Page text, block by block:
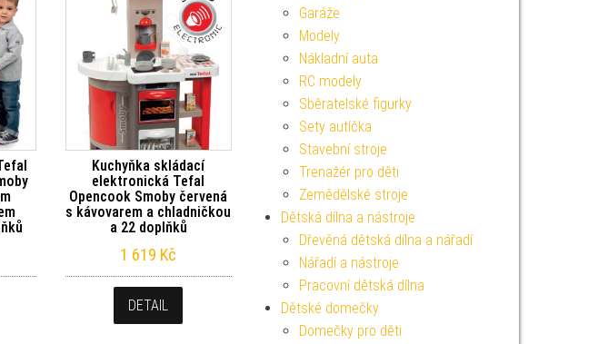
Kuchyňka skládací
elektronická Tefal
Opencook Smoby červená
s kávovarem a chladničkou
a 22 doplňků
1 619 Kč
DETAIL
Garáže
Modely
Nákladní auta
RC modely
Sběratelské figurky
Sety autíčka
Stavební stroje
Trenažér pro děti
Zemědělské stroje
Dětská dílna a nástroje
Dřevěná dětská dílna a nářadí
Nářadí a nástroje
Pracovní dětská dílna
Dětské domečky
Domečky pro děti